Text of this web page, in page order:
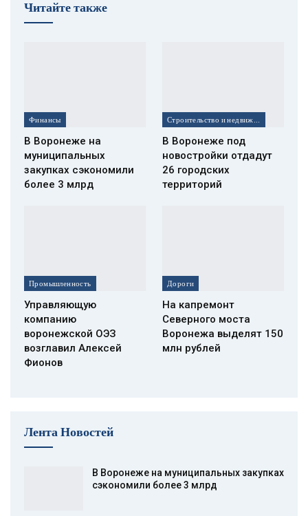
Читайте также
Финансы
В Воронеже на
муниципальных
закупках сэкономили
более 3 млрд
В Воронеже под
новостройки отдадут
26 городских
территорий
Промышленность
Управляющую
компанию
воронежской ОЭЗ
возглавил Алексей
Фионов
Дороги
На капремонт
Северного моста
Воронежа выделят 150
млн рублей
Лента Новостей
В Воронеже на муниципальных закупках
сэкономили более 3 млрд